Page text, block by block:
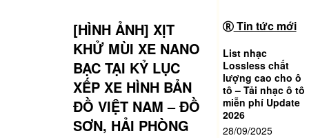
[HÌNH ẢNH] XỊT
KHỬ MÙI XE NANO
BẠC TẠI KỶ LỤC
XẾP XE HÌNH BẢN
ĐỒ VIỆT NAM – ĐỒ
SƠN, HẢI PHÒNG
Tin tức mới
List nhạc
Lossless chất
lượng cao cho ô
tô – Tải nhạc ô tô
miễn phí Update
2026
28/09/2025